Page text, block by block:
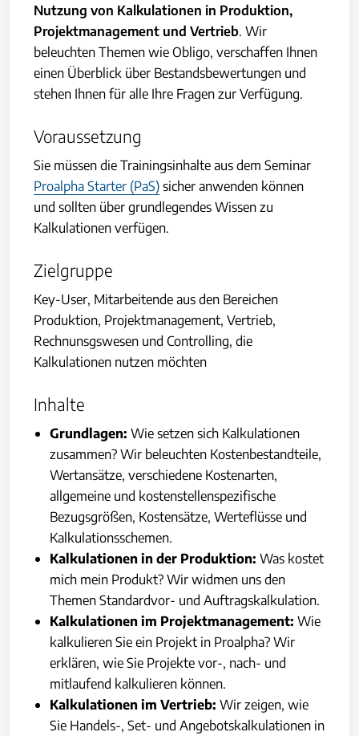
Nutzung von Kalkulationen in Produktion,
Projektmanagement und Vertrieb. Wir
beleuchten Themen wie Obligo, verschaffen Ihnen
einen Überblick über Bestandsbewertungen und
stehen Ihnen für alle Ihre Fragen zur Verfügung.
Voraussetzung
Sie müssen die Trainingsinhalte aus dem Seminar
Proalpha Starter (PaS)sicher anwenden können
und sollten über grundlegendes Wissen zu
Kalkulationen verfügen.
Zielgruppe
Key-User, Mitarbeitende aus den Bereichen
Produktion, Projektmanagement, Vertrieb,
Rechnunsgswesen und Controlling, die
Kalkulationen nutzen möchten
Inhalte
Grundlagen: Wie setzen sich Kalkulationen
zusammen? Wir beleuchten Kostenbestandteile,
Wertansätze, verschiedene Kostenarten,
allgemeine und kostenstellenspezifische
Bezugsgrößen, Kostensätze, Werteflüsse und
Kalkulationsschemen.
Kalkulationen in der Produktion: Was kostet
mich mein Produkt? Wir widmen uns den
Themen Standardvor- und Auftragskalkulation.
Kalkulationen im Projektmanagement: Wie
kalkulieren Sie ein Projekt in Proalpha? Wir
erklären, wie Sie Projekte vor-, nach- und
mitlaufend kalkulieren können.
Kalkulationen im Vertrieb: Wir zeigen, wie
Sie Handels-, Set- und Angebotskalkulationen in